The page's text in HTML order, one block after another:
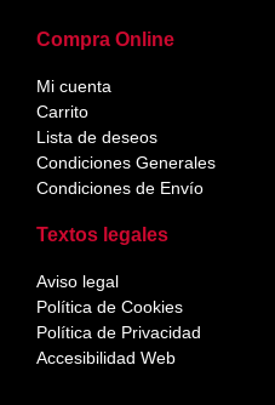
Compra Online
Mi cuenta
Carrito
Lista de deseos
Condiciones Generales
Condiciones de Envío
Textos legales
Aviso legal
Política de Cookies
Política de Privacidad
Accesibilidad Web